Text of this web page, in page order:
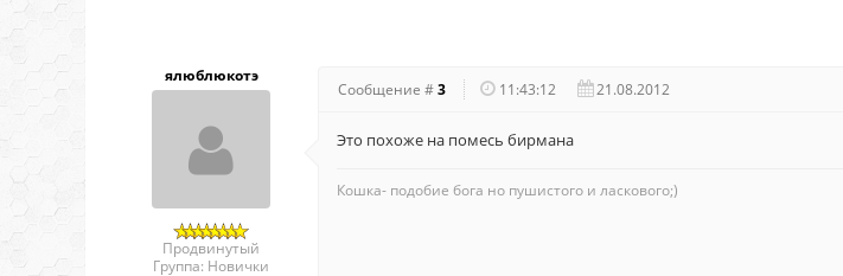
ялюблюкотэ
Продвинутый
Группа: Новички
Сообщение #3 11:43:12 21.08.2012
Это похоже на помесь бирмана
Кошка- подобие бога но пушистого и ласкового;)